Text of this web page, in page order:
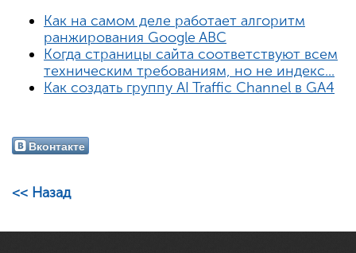
Как на самом деле работает алгоритм
ранжирования Google ABC
Когда страницы сайта соответствуют всем
техническим требованиям, но не индекс...
Как создать группу AI Traffic Channel в GA4
Вконтакте
<< Назад